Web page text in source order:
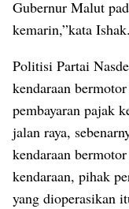
Gubernur Malut
kemarin,”kata Ishak.
Politisi Partai
kendaraan
pembayaran pajak
jalan raya,
kendaraan
kendaraan, pihak
yang dioperasikan